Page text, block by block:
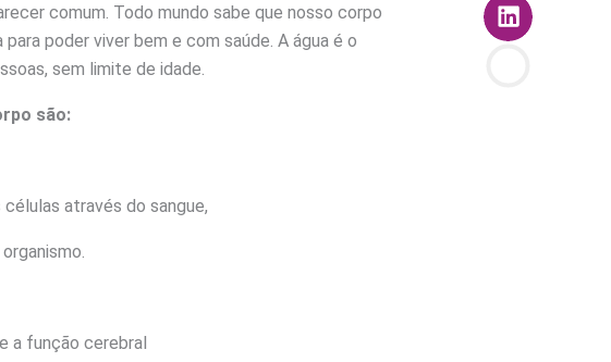
comum. Todo mundo sabe que nosso corpo
poder viver bem e com saúde. A água é o
sem limite de idade.
são:
através do sangue,
a função cerebral